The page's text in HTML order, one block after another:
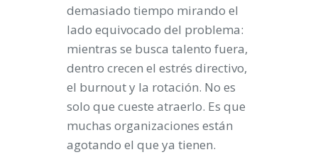
demasiado tiempo mirando el
lado equivocado del problema:
mientras se busca talento fuera,
dentro crecen el estrés directivo,
el burnout y la rotación. No es
solo que cueste atraerlo. Es que
muchas organizaciones están
agotando el que ya tienen.